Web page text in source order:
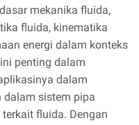
mekanika fluida,
fluida, kinematika
energi dalam konteks
penting dalam
dalam
dalam sistem pipa
fluida. Dengan